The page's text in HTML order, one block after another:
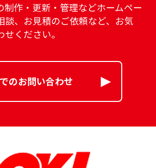
制作・更新・管理などホームペー
、 お見積のご依頼など、お気
ください。
のお問い合わせ